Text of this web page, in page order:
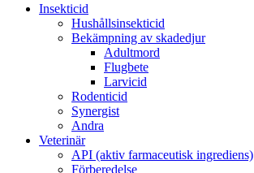
Insekticid
Hushållsinsekticid
Bekämpning av skadedjur
Adultmord
Flugbete
Larvicid
Rodenticid
Synergist
Andra
Veterinär
API (aktiv farmaceutisk ingrediens)
Förberedelse